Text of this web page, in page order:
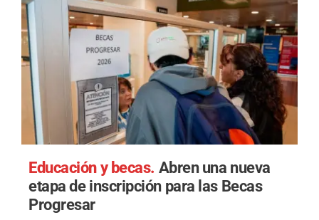
Educación y becas. Abren una nueva
etapa de inscripción para las Becas
Progresar